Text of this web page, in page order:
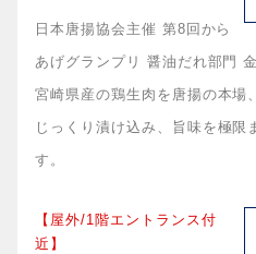
日本唐揚協会主催 第8回から
あげグランプリ 醤油だれ部門 金
宮崎県産の鶏生肉を唐揚の本場
じっくり漬け込み、旨味を極限
す。
【屋外/1階エントランス付
近】